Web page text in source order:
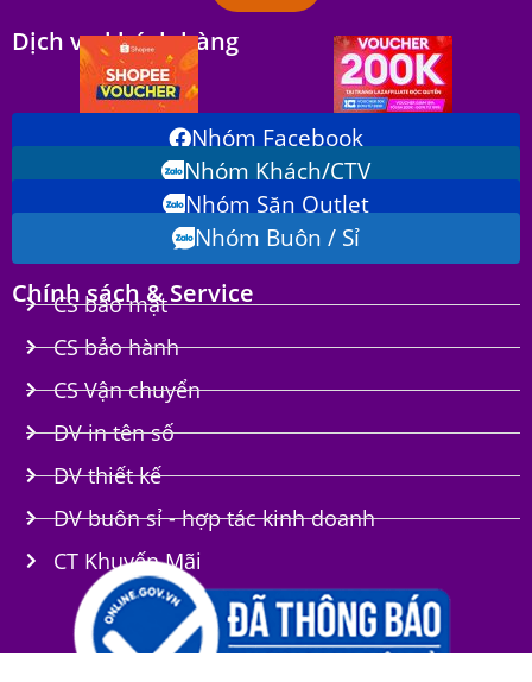
Dịch vụ khách hàng
Nhóm Facebook
Nhóm Khách/CTV
Nhóm Săn Outlet
Nhóm Buôn / Sỉ
Chính sách & Service
CS bảo mật
CS bảo hành
CS Vận chuyển
DV in tên số
DV thiết kế
DV buôn sỉ - hợp tác kinh doanh
CT Khuyến Mãi